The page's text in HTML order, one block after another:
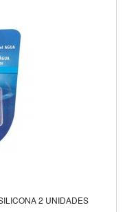
2 UNIDADES